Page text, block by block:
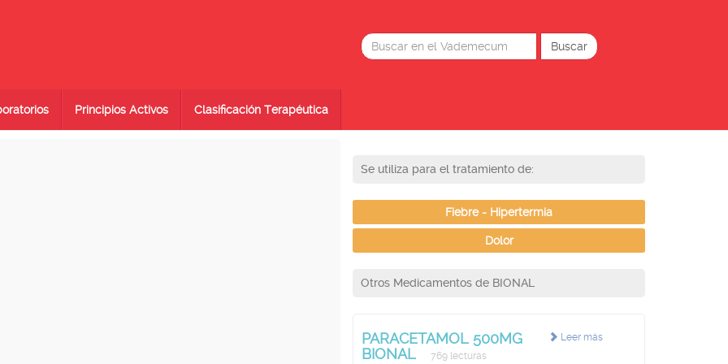
Principios Activos Clasificación Terapéutica
Se utiliza para el tratamiento de:
Fiebre - Hipertermia
Dolor
Otros Medicamentos de BIONAL
Leer más
PARACETAMOL 500MG
BIONAL
769 lecturas